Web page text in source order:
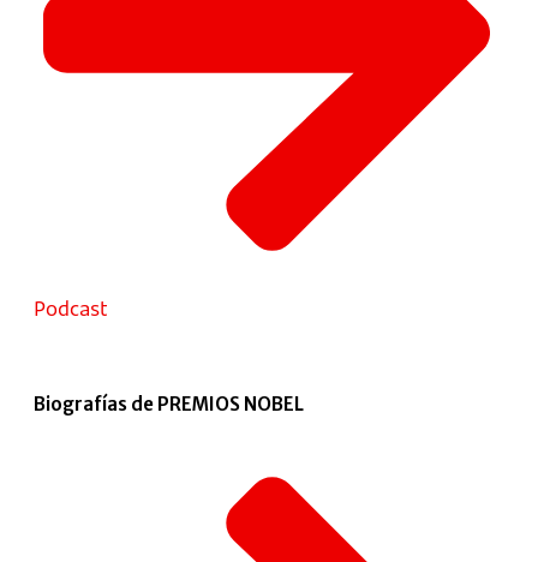
Podcast
Biografías de PREMIOS NOBEL